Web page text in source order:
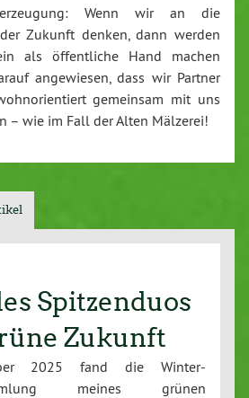
Wenn wir an die
Zukunft denken, dann werden
als öffentliche Hand machen
angewiesen, dass wir Partner
gemeinsam mit uns
– wie im Fall der Alten Mälzerei!
Spitzenduos
Zukunft
2025 fand die Winter-
meines grünen